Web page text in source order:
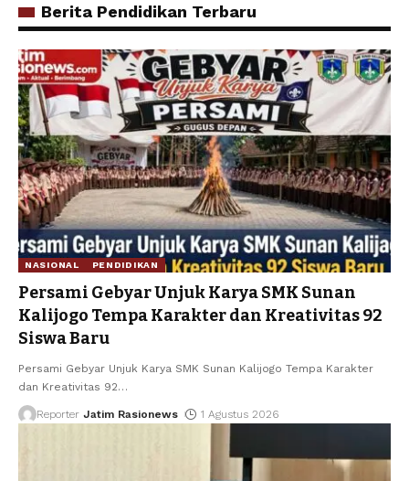
Berita Pendidikan Terbaru
NASIONAL PENDIDIKAN
Persami Gebyar Unjuk Karya SMK Sunan
Kalijogo Tempa Karakter dan Kreativitas 92
Siswa Baru
Persami Gebyar Unjuk Karya SMK Sunan Kalijogo Tempa Karakter
dan Kreativitas 92…
Reporter Jatim Rasionews 1 Agustus 2026